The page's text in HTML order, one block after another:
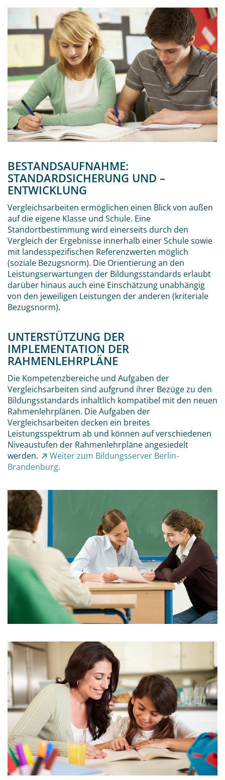
BESTANDSAUFNAHME:
STANDARDSICHERUNG UND –
ENTWICKLUNG
Vergleichsarbeiten ermöglichen einen Blick von außen
auf die eigene Klasse und Schule. Eine
Standortbestimmung wird einerseits durch den
Vergleich der Ergebnisse innerhalb einer Schule sowie
mit landesspezifischen Referenzwerten möglich
(soziale Bezugsnorm). Die Orientierung an den
Leistungserwartungen der Bildungsstandards erlaubt
darüber hinaus auch eine Einschätzung unabhängig
von den jeweiligen Leistungen der anderen (kriteriale
Bezugsnorm).
UNTERSTÜTZUNG DER
IMPLEMENTATION DER
RAHMENLEHRPLÄNE
Die Kompetenzbereiche und Aufgaben der
Vergleichsarbeiten sind aufgrund ihrer Bezüge zu den
Bildungsstandards inhaltlich kompatibel mit den neuen
Rahmenlehrplänen. Die Aufgaben der
Vergleichsarbeiten decken ein breites
Leistungsspektrum ab und können auf verschiedenen
Niveaustufen der Rahmenlehrpläne angesiedelt
werden.
Weiter zum Bildungsserver Berlin-
Brandenburg.